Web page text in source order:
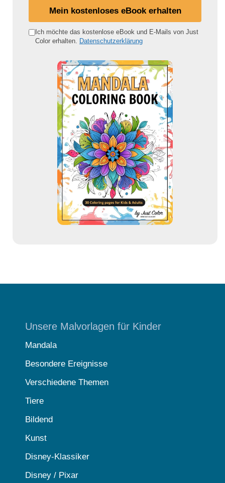
e
Mein kostenloses eBook erhalten
Ich möchte das kostenlose eBook und E-Mails von Just
Color erhalten. Datenschutzerklärung
Unsere Malvorlagen für Kinder
Mandala
Besondere Ereignisse
Verschiedene Themen
Tiere
Bildend
Kunst
Disney-Klassiker
Disney / Pixar